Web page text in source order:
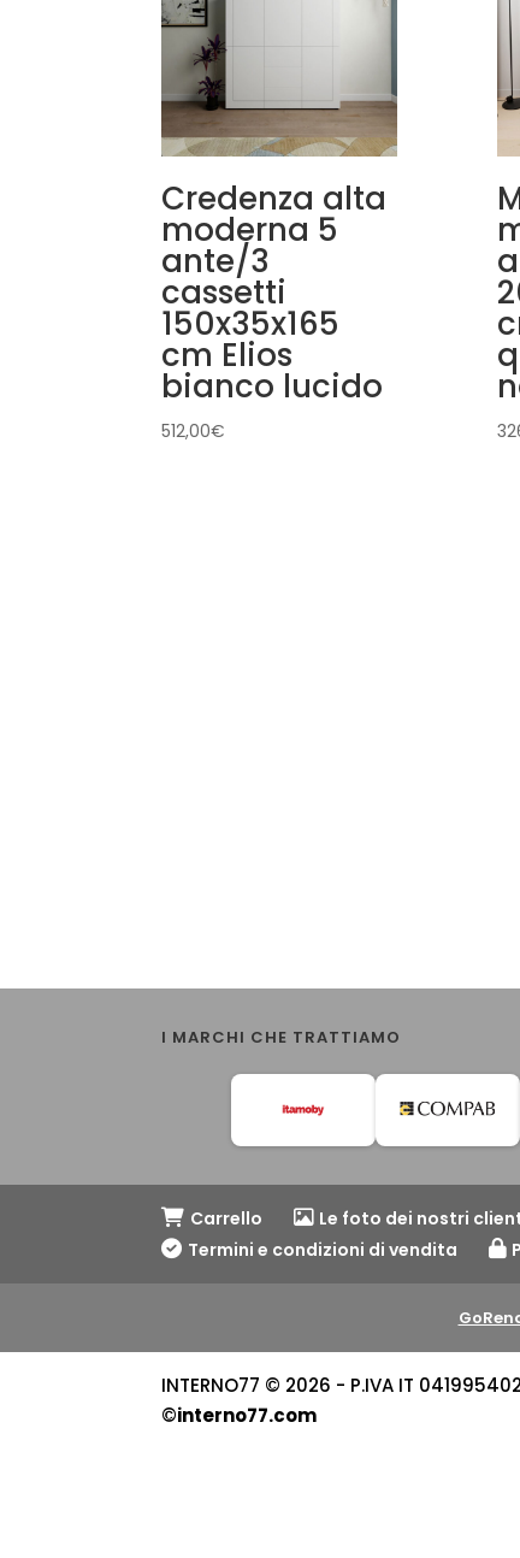
Credenza alta
moderna 5
ante/3
cassetti
150x35x165
cm Elios
bianco lucido
512,00€
I MARCHI CHE TRATTIAMO
Carrello Le foto dei nostri
Termini e condizioni di vendita
INTERNO77 © 2026 - P.IVA IT
©interno77.com